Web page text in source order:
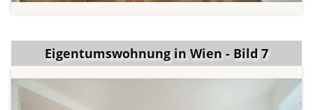
Eigentumswohnung in Wien - Bild 7